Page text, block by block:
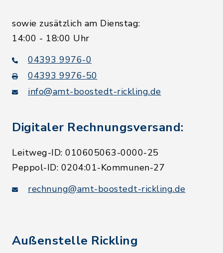
sowie zusätzlich am Dienstag:
14:00 - 18:00 Uhr
04393 9976-0
04393 9976-50
info@amt-boostedt-rickling.de
Digitaler Rechnungsversand:
Leitweg-ID: 010605063-0000-25
Peppol-ID: 0204:01-Kommunen-27
rechnung@amt-boostedt-rickling.de
Außenstelle Rickling